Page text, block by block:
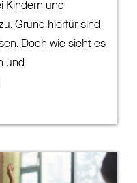
Kindern und
Grund hierfür sind
Doch wie sieht es
und